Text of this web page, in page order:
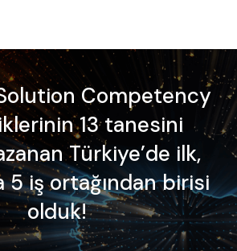
Competency
13 tanesini
Türkiye’de ilk,
5 iş ortağından birisi
olduk!